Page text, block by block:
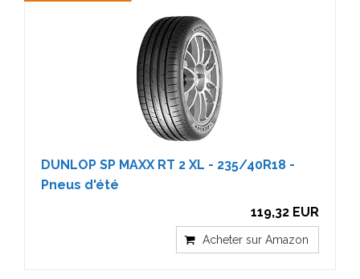
DUNLOP SP MAXX RT 2 XL - 235/40R18 -
Pneus d'été
119,32 EUR
Acheter sur Amazon